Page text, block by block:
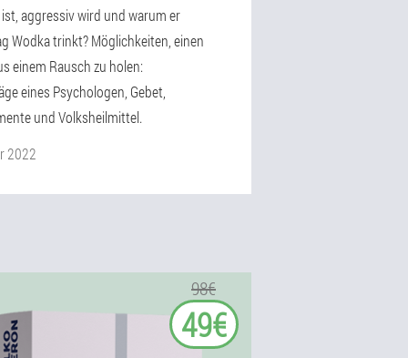
aggressiv wird und warum er
Wodka trinkt? Möglichkeiten, einen
einem Rausch zu holen:
eines Psychologen, Gebet,
und Volksheilmittel.
2022
98€
49€